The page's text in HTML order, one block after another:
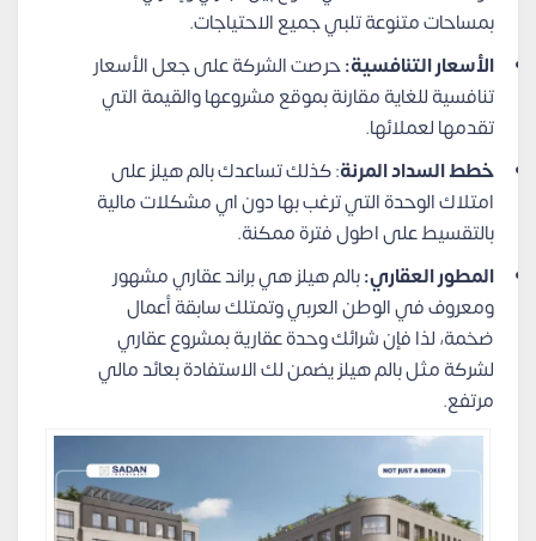
بمساحات متنوعة تلبي جميع الاحتياجات.
الأسعار التنافسية:حرصت الشركة على جعل الأسعار
تنافسية للغاية مقارنة بموقع مشروعها والقيمة التي
تقدمها لعملائها.
خطط السداد المرنة: كذلك تساعدك بالم هيلز على
امتلاك الوحدة التي ترغب بها دون اي مشكلات مالية
بالتقسيط على اطول فترة ممكنة.
المطور العقاري:بالم هيلز هي براند عقاري مشهور
ومعروف في الوطن العربي وتمتلك سابقة أعمال
ضخمة، لذا فإن شرائك وحدة عقارية بمشروع عقاري
لشركة مثل بالم هيلز يضمن لك الاستفادة بعائد مالي
مرتفع.